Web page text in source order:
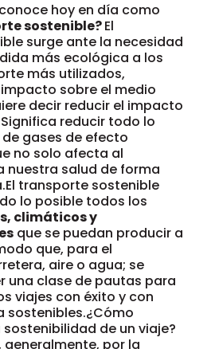
hoy en día como
sostenible?El
surge ante la necesidad
más ecológica a los
más utilizados,
sobre el medio
decir reducir el impacto
reducir todo lo
gases de efecto
no solo afecta al
nuestra salud de forma
transporte sostenible
lo posible todos los
climáticos y
que se puedan producir a
que, para el
aire o agua; se
una clase de pautas para
viajes con éxito y con
sostenibles.¿Cómo
de un viaje?
generalmente, por la